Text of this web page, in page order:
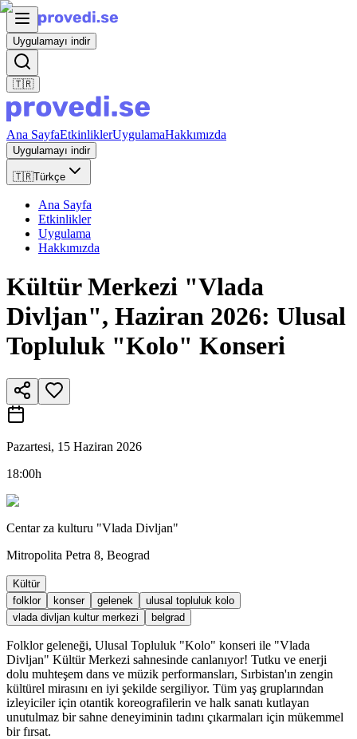
Uygulamayı indir
🇹🇷
Ana SayfaEtkinliklerUygulamaHakkımızda
Uygulamayı indir
🇹🇷Türkçe
Ana Sayfa
Etkinlikler
Uygulama
Hakkımızda
Kültür Merkezi "Vlada
Divljan", Haziran 2026: Ulusal
Topluluk "Kolo" Konseri
Pazartesi, 15 Haziran 2026
18:00h
Centar za kulturu "Vlada Divljan"
Mitropolita Petra 8, Beograd
Kültür
folklor
konser gelenek
ulusal topluluk kolo
vlada divljan kultur merkezi
belgrad
Folklor geleneği, Ulusal Topluluk "Kolo" konseri ile "Vlada
Divljan" Kültür Merkezi sahnesinde canlanıyor! Tutku ve enerji
dolu muhteşem dans ve müzik performansları, Sırbistan'ın zengin
kültürel mirasını en iyi şekilde sergiliyor. Tüm yaş gruplarından
izleyiciler için otantik koreografilerin ve halk sanatı kutlayan
unutulmaz bir sahne deneyiminin tadını çıkarmaları için mükemmel
bir fırsat.